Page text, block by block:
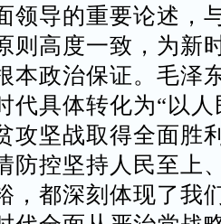
领导的重要论述，
则高度一致，为新
本政治保证。毛泽
代具体转化为“以
攻坚战取得全面胜
防控坚持人民至上
，都深刻体现了我